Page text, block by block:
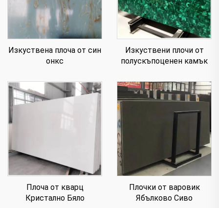
Изкуствена плоча от син
онкс
Изкуствени плочи от
полускъпоценен камък
Плоча от кварц
Кристално Бяло
Плочки от варовик
Ябълково Сиво